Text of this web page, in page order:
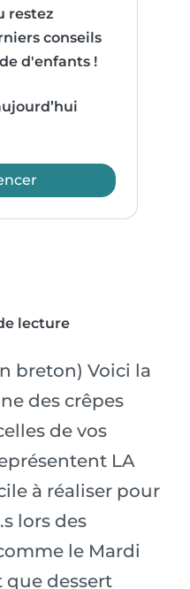
restez
conseils
d'enfants !
lecture
breton) Voici la
des crêpes
de vos
LA
à réaliser pour
lors des
le Mardi
que dessert